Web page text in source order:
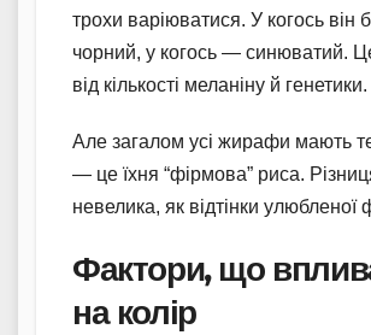
трохи варіюватися. У когось він
чорний, у когось — синюватий.
від кількості меланіну й генетики.
Але загалом усі жирафи мають
— це їхня “фірмова” риса.
невелика, як відтінки улюбленої
Фактори, що
на колір